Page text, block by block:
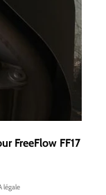
FreeFlow FF17